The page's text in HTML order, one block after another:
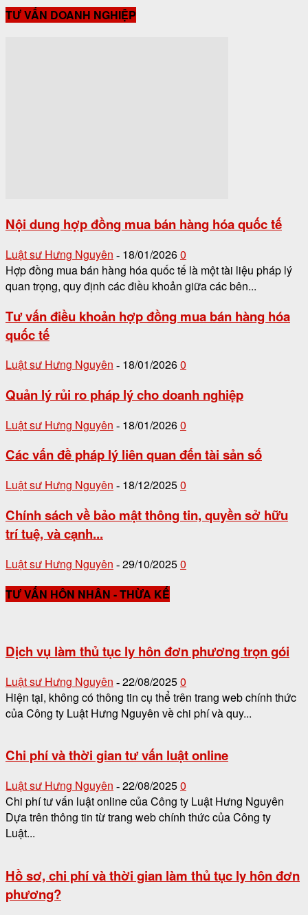
TƯ VẤN DOANH NGHIỆP
Nội dung hợp đồng mua bán hàng hóa quốc tế
Luật sư Hưng Nguyên - 18/01/20260
Hợp đồng mua bán hàng hóa quốc tế là một tài liệu pháp lý
quan trọng, quy định các điều khoản giữa các bên...
Tư vấn điều khoản hợp đồng mua bán hàng hóa
quốc tế
Luật sư Hưng Nguyên - 18/01/20260
Quản lý rủi ro pháp lý cho doanh nghiệp
Luật sư Hưng Nguyên - 18/01/20260
Các vấn đề pháp lý liên quan đến tài sản số
Luật sư Hưng Nguyên - 18/12/20250
Chính sách về bảo mật thông tin, quyền sở hữu
trí tuệ, và cạnh...
Luật sư Hưng Nguyên - 29/10/20250
TƯ VẤN HÔN NHÂN - THỪA KẾ
Dịch vụ làm thủ tục ly hôn đơn phương trọn gói
Luật sư Hưng Nguyên - 22/08/20250
Hiện tại, không có thông tin cụ thể trên trang web chính thức
của Công ty Luật Hưng Nguyên về chi phí và quy...
Chi phí và thời gian tư vấn luật online
Luật sư Hưng Nguyên - 22/08/20250
Chi phí tư vấn luật online của Công ty Luật Hưng Nguyên
Dựa trên thông tin từ trang web chính thức của Công ty
Luật...
Hồ sơ, chi phí và thời gian làm thủ tục ly hôn đơn
phương?